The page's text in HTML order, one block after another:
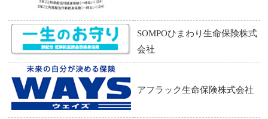
火災保険
事業性保険
共済商品
相続のお手続き
SOMPOひまわり生命保険株式
会社
アフラック生命保険株式会社